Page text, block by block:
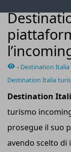
- Destination
Destination Italia
Destination
turismo
prosegue il suo
avendo scelto di